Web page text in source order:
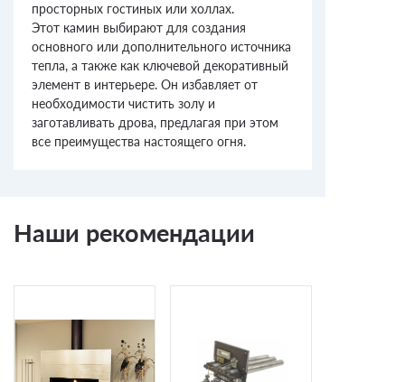
просторных гостиных или холлах.
Этот камин выбирают для создания
основного или дополнительного источника
тепла, а также как ключевой декоративный
элемент в интерьере. Он избавляет от
необходимости чистить золу и
заготавливать дрова, предлагая при этом
все преимущества настоящего огня.
Наши рекомендации